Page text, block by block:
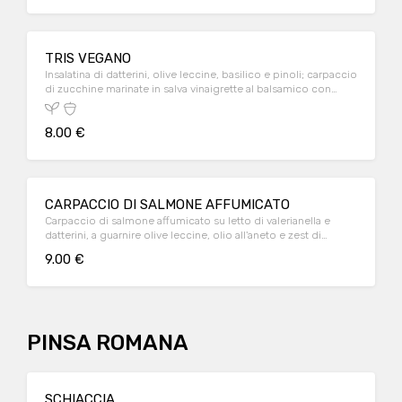
TRIS VEGANO
Insalatina di datterini, olive leccine, basilico e pinoli; carpaccio
di zucchine marinate in salva vinaigrette al balsamico con
funghi freschi e pomodorini secchi; insalatina di radicchio
rosso, carciofi e noci.
8.00 €
CARPACCIO DI SALMONE AFFUMICATO
Carpaccio di salmone affumicato su letto di valerianella e
datterini, a guarnire olive leccine, olio all'aneto e zest di
9.00 €
PINSA ROMANA